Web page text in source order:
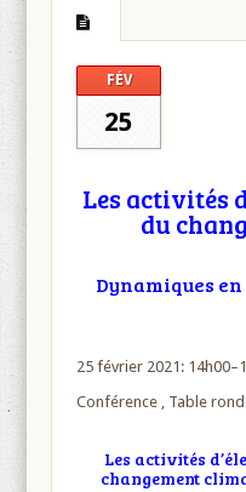
FÉV
25
Les activités
du
Dynamiques
25 février 2021:
Conférence , Table
Les activités
changement